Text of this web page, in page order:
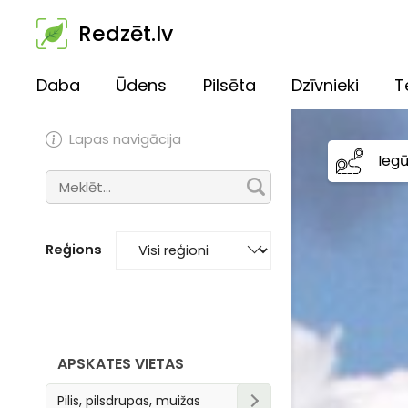
Redzēt.lv
Daba Ūdens Pilsēta Dzīvnieki
Lapas navigācija
Reģions
APSKATES VIETAS
Pilis, pilsdrupas, muižas